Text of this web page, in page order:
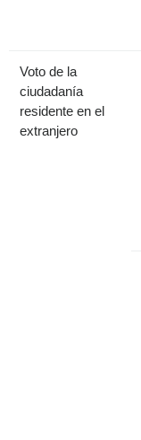
Voto de la
ciudadanía
residente en el
extranjero